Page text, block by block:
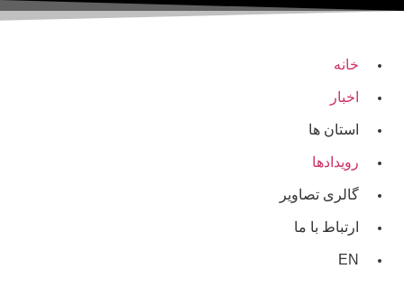
خانه
اخبار
استان ها
رویدادها
گالری تصاویر
ارتباط با ما
EN